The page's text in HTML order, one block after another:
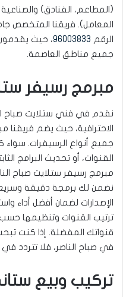
(المطاعم، الفنادق)
المعامل). فريقنا المتخصص
الرقم 96003833، حيث
جميع مناطق العاصمة.
مبرمج رسيفر
نقدم في فني ستلايت صباح
الاحترافية، حيث يضم
جميع أنواع الرسيفرات.
القنوات، أو تحديث البرامج
مبرمج رسيفر ستلايت صباح
نضمن لك برمجة دقيقة
الإصدارات لضمان أفضل أداء
ترتيب القنوات وتنظيمها
قنواتك المفضلة. إذا كنت
في صباح الناصر، فلا تتردد في
تركيب وبيع